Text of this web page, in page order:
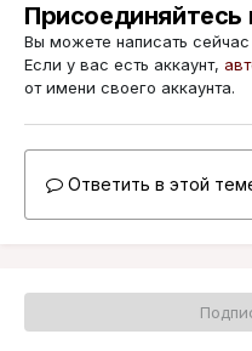
Вы можете написать
Если у вас есть аккаунт,
от имени своего аккаунта.
Ответить в этой